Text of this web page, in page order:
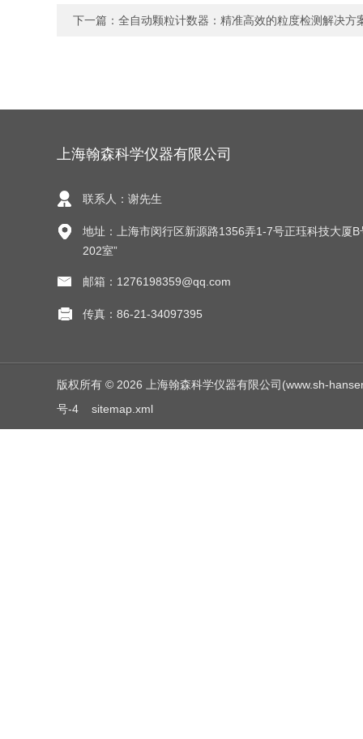
下一篇： 全自动颗粒计数器：精准高效的粒度检测解决方
上海翰森科学仪器有限公司
联系人：谢先生
地址：上海市闵行区新源路1356弄1-7号正珏科技大厦B
202室”
邮箱：1276198359@qq.com
传真：86-21-34097395
版权所有 © 2026 上海翰森科学仪器有限公司(www.sh-
号-4
sitemap.xml